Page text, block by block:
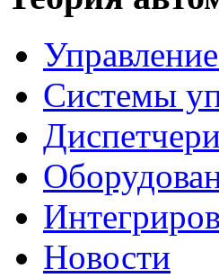
Системы
Новости